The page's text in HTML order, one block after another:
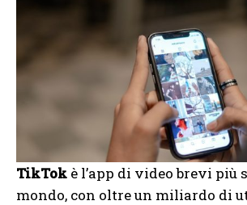
TikTok è l’app di video brevi più
mondo, con oltre un miliardo di